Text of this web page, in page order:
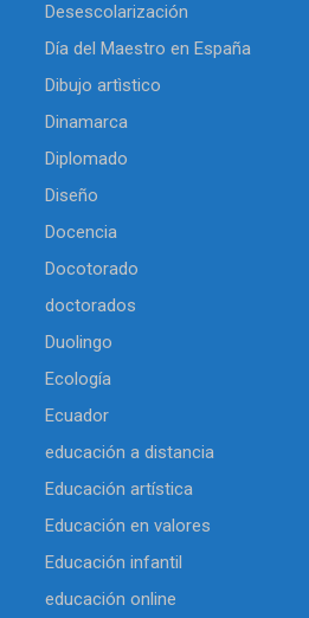
Desescolarización
Día del Maestro en España
Dibujo artìstico
Dinamarca
Diplomado
Diseño
Docencia
Docotorado
doctorados
Duolingo
Ecología
Ecuador
educación a distancia
Educación artística
Educación en valores
Educación infantil
educación online